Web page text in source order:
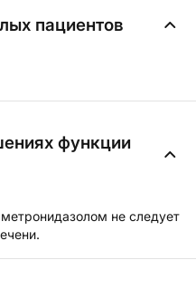
пациентов
функции
не следует